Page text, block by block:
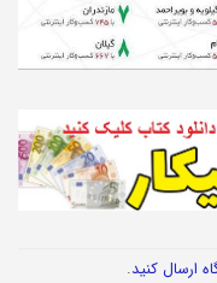
ارسال کنید.